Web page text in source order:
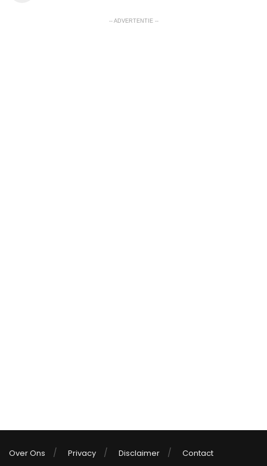
-- ADVERTENTIE --
Over Ons Privacy Disclaimer Contact